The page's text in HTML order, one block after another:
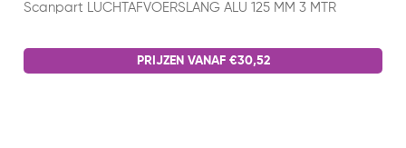
Scanpart LUCHTAFVOERSLANG ALU 125 MM 3 MTR
PRIJZEN VANAF €30,52